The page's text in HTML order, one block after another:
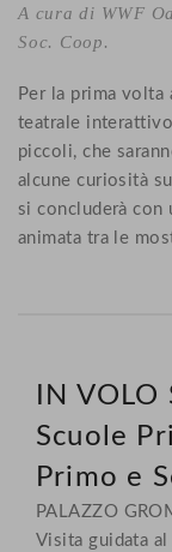
A cura di WWF
Soc. Coop.
Per la prima volta
teatrale
piccoli, che
alcune curiosità
si concluderà con
animata tra le
IN
Scuole
Primo e
PALAZZO
Visita guidata